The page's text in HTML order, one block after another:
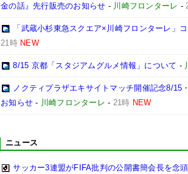
金の話』先行販売のお知らせ - 川崎フロンターレ -
「武蔵小杉東急スクエア×川崎フロンターレ」
21時 NEW
8/15 京都「スタジアムグルメ情報」について -
ノクティプラザエキサイトマッチ開催記念8/
お知らせ - 川崎フロンターレ - 21時 NEW
ニュース
サッカー3連盟がFIFA批判の公開書簡会長を念